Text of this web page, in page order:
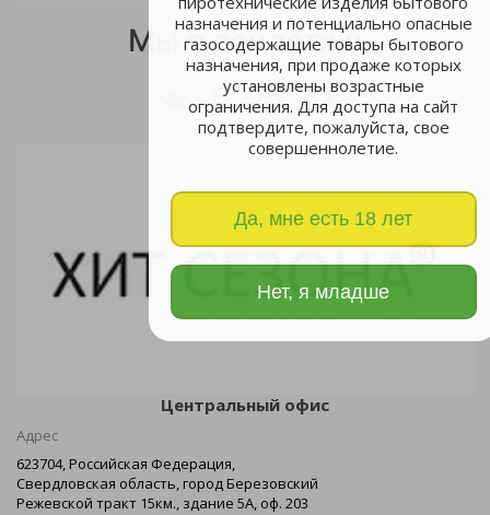
назначения и потенциально опасные
газосодержащие товары бытового
назначения, при продаже которых
установлены возрастные
ограничения. Для доступа на сайт
подтвердите, пожалуйста, свое
совершеннолетие.
Да, мне есть 18 лет
Нет, я младше
Мы в соцсетях:
Центральный офис
Адрес
623704, Российская Федерация,
Свердловская область, город Березовский
Режевской тракт 15км., здание 5А, оф. 203